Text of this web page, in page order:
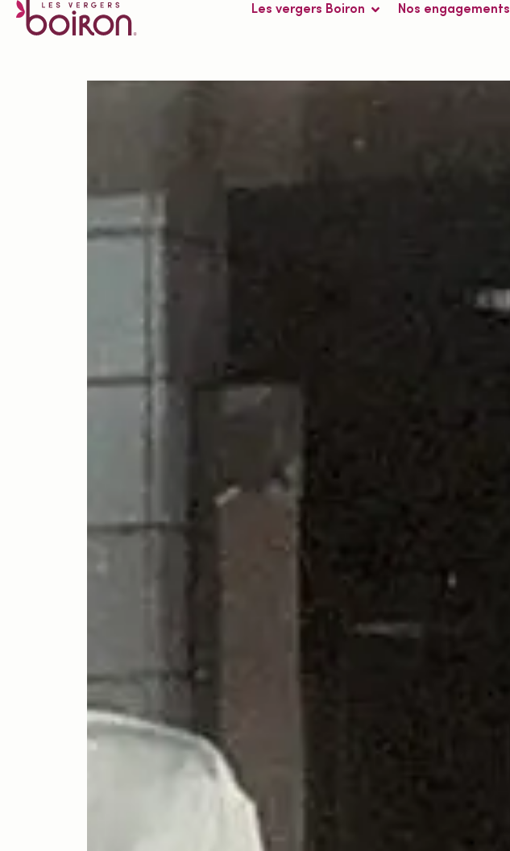
Les vergers Boiron Nos engagements